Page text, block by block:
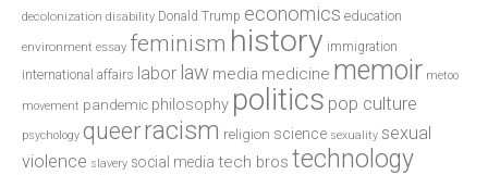
decolonization disability Donald Trump economics education
environment essay feminism history immigration
international affairs labor law media medicine memoir metoo
movement pandemic philosophy politics pop culture
psychology queerracism religion science sexuality sexual
violence slavery social media tech bros technology